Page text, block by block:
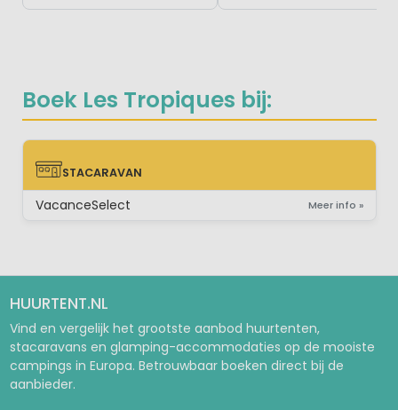
Boek Les Tropiques bij:
STACARAVAN
STACARAVAN
VacanceSelect Meer info »
HUURTENT.NL
Vind en vergelijk het grootste aanbod huurtenten,
stacaravans en glamping-accommodaties op de mooiste
campings in Europa. Betrouwbaar boeken direct bij de
aanbieder.